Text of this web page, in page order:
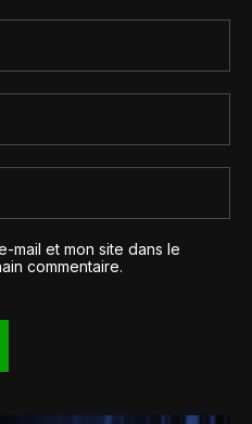
mail et mon site dans le
commentaire.